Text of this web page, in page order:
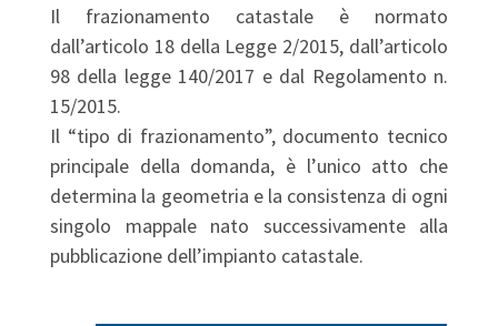
Il frazionamento catastale è normato
dall’articolo 18 della Legge 2/2015, dall’articolo
98 della legge 140/2017 e dal Regolamento n.
15/2015.
Il “tipo di frazionamento”, documento tecnico
principale della domanda, è l’unico atto che
determina la geometria e la consistenza di ogni
singolo mappale nato successivamente alla
pubblicazione dell’impianto catastale.